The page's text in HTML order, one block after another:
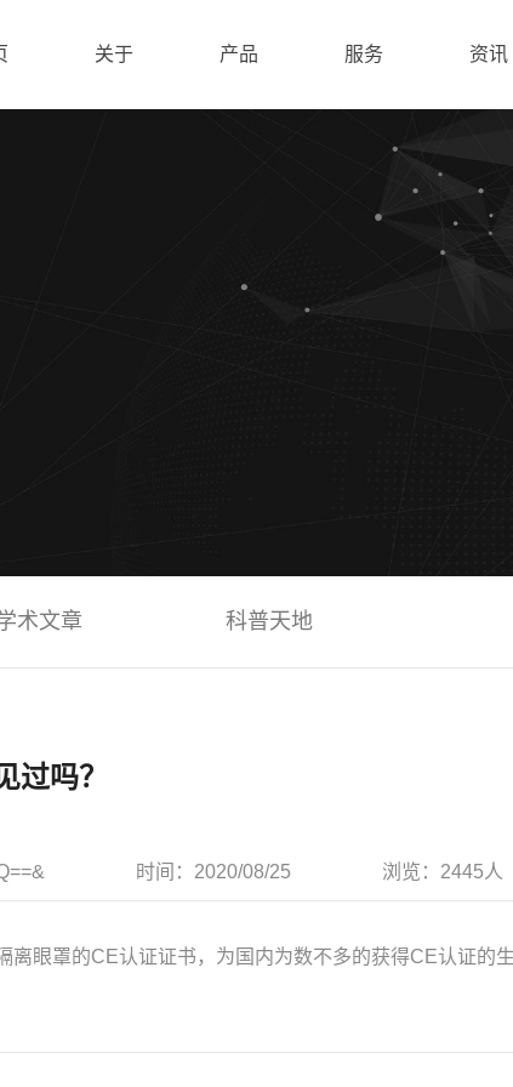
关于 产品 服务 资讯
术文章 科普天地
过吗？
时间： 2020/08/25 浏览： 2445人
眼罩的CE认证证书，为国内为数不多的获得CE认证的